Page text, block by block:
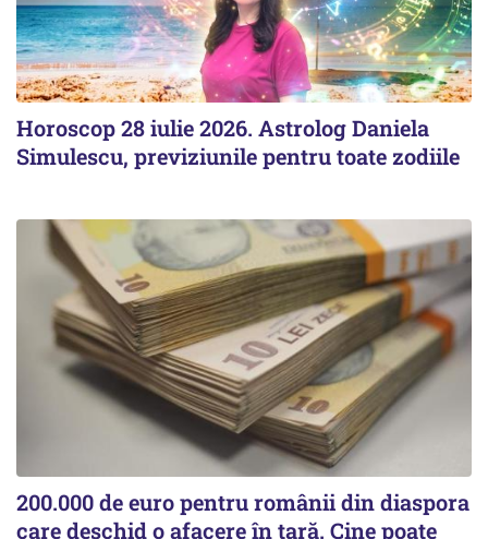
Horoscop 28 iulie 2026. Astrolog Daniela
Simulescu, previziunile pentru toate zodiile
200.000 de euro pentru românii din diaspora
care deschid o afacere în țară. Cine poate